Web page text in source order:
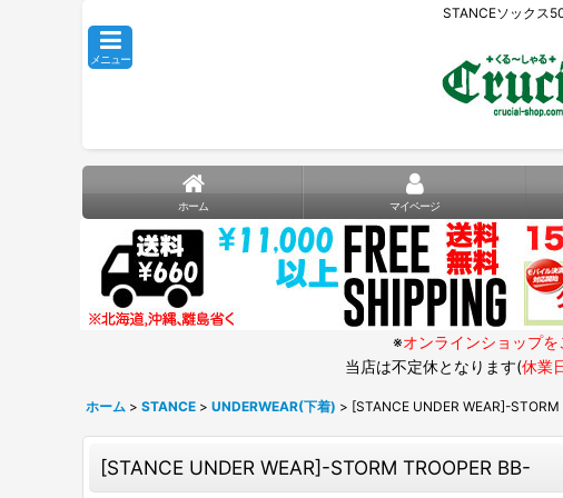
STANCEソックス
メニュー
ホーム マイページ
※オンラインショップ
当店は不定休となります(休業
ホーム > STANCE > UNDERWEAR(下着) > [STANCE UNDER WEAR]-
[STANCE UNDER WEAR]-STORM TROOPER BB-